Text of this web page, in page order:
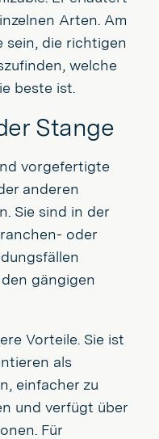
Arten. Am
sein, die richtigen
welche
beste ist.
Stange
vorgefertigte
anderen
Sie sind in der
oder
gängigen
Vorteile. Sie ist
als
einfacher zu
und verfügt über
Für